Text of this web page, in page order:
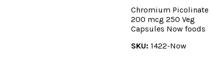
Chromium Picolinate
200 mcg 250 Veg
Capsules Now foods
SKU: 1422-Now